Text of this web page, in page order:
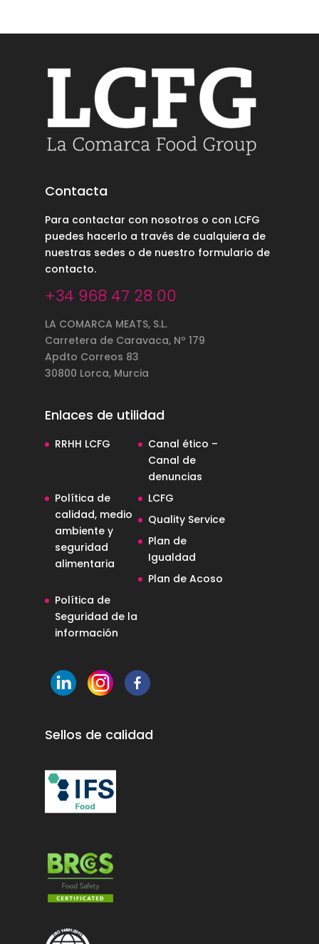
Contacta
Para contactar con nosotros o con LCFG
puedes hacerlo a través de cualquiera de
nuestras sedes o de nuestro formulario de
contacto.
+34 968 47 28 00
LA COMARCA MEATS, S.L.
Carretera de Caravaca, Nº 179
Apdto Correos 83
30800 Lorca, Murcia
Enlaces de utilidad
RRHH LCFG
Canal ético –
Canal de
denuncias
Política de
calidad, medio
ambiente y
seguridad
alimentaria
LCFG
Quality Service
Plan de
Igualdad
Plan de Acoso
Política de
Seguridad de la
información
Sellos de calidad